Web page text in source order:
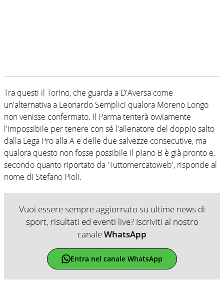
Tra questi il Torino, che guarda a D'Aversa come
un'alternativa a Leonardo Semplici qualora Moreno Longo
non venisse confermato. Il Parma tenterà ovviamente
l'impossibile per tenere con sé l'allenatore del doppio salto
dalla Lega Pro alla A e delle due salvezze consecutive, ma
qualora questo non fosse possibile il piano B è già pronto e,
secondo quanto riportato da 'Tuttomercatoweb', risponde al
nome di Stefano Pioli.
Vuoi essere sempre aggiornato su ultime news di
sport, risultati ed eventi live? Iscriviti al nostro
canaleWhatsApp
Entra nel canale WhatsApp